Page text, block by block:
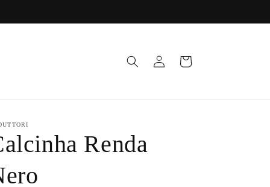
login
Carrinho
Renda